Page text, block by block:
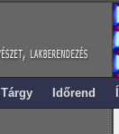
Tárgy Időrend